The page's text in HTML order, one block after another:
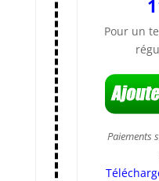
Pour un
Paiements